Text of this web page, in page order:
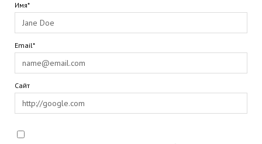
Имя*
Email*
Сайт